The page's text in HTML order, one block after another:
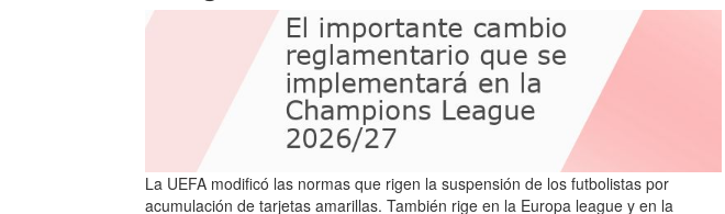
La UEFA modificó las normas que rigen la suspensión de los futbolistas por
acumulación de tarjetas amarillas. También rige en la Europa league y en la